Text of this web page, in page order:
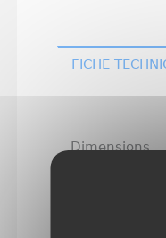
FICHE
Dimensions